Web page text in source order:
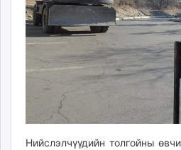
ikon.mn
mnb.mn
Livetv.mn
Eguur.mn
24tsag.mn
shuud.mn
eagle.mn
Нийслэлчүүдийн толгойны